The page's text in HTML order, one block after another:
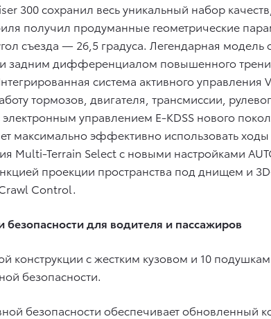
300 сохранил весь уникальный набор
получил продуманные геометрические
съезда — 26,5 градуса. Легендарная
задним дифференциалом повышенного
система активного
тормозов, двигателя, трансмиссии,
управлением E-KDSS нового
максимально эффективно использовать
Multi-Terrain Select с новыми настройками
проекции пространства под днищем и
Control.
для водителя и пассажиров
конструкции с жестким кузовом и 10
безопасности.
безопасности обеспечивает обновленный